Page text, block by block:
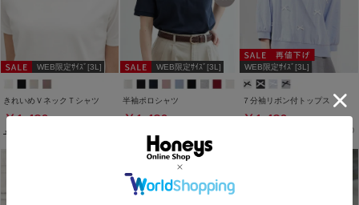
WEB限定ｻｲｽﾞ[3L]
きれいめＶネックＴシャツ
￥1,480
￥1,780
WEB限定ｻｲｽﾞ[3L]
半袖ポロシャツ
￥1,480
WEB限定ｻｲｽﾞ[3L]
７分袖リボン付トップス
￥1,480